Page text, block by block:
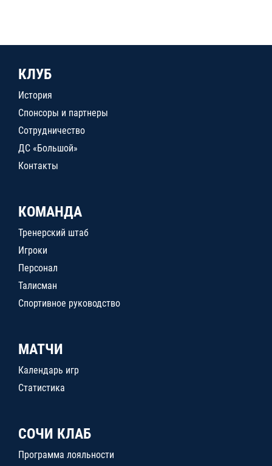
КЛУБ
История
Спонсоры и партнеры
Сотрудничество
ДС «Большой»
Контакты
КОМАНДА
Тренерский штаб
Игроки
Персонал
Талисман
Спортивное руководство
МАТЧИ
Календарь игр
Статистика
СОЧИ КЛАБ
Программа лояльности